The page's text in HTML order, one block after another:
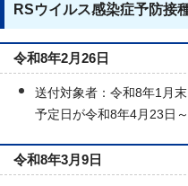
RSウイルス感染症予防接
令和8年2月26日
送付対象者：令和8年1月
予定日が令和8年4月23日
令和8年3月9日